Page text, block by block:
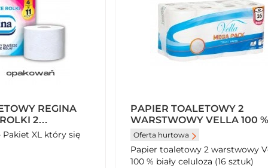
REGINA
2
X 27
XL który się
PAPIER TOALETOWY 2
WARSTWOWY VELLA 100 %
BIAŁY CELULOZA (16
Oferta hurtowa
Papier toaletowy 2 warstwowy
100 % biały celuloza (16 sztuk)